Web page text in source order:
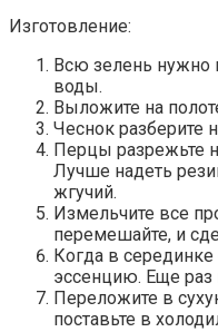
Изготовление:
Всю зелень нужно
воды.
Выложите на
Чеснок разберите
Перцы разрежьте
Лучше надеть
жгучий.
Измельчите все
перемешайте, и
Когда в серединке
эссенцию. Еще раз
Переложите в
поставьте в